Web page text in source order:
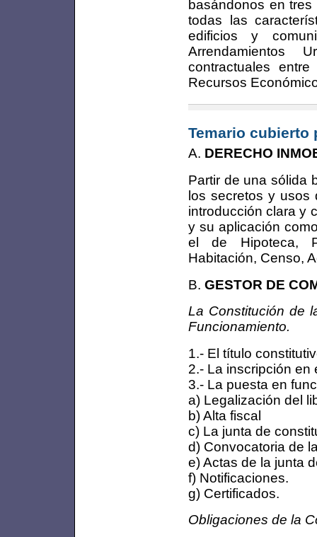
basándonos en
todas las
edificios y
Arrendamientos
contractuales
Recursos
Temario cubierto
A. DERECHO
Partir de una sólida
los secretos y usos
introducción clara y
y su aplicación
el de Hipoteca,
Habitación, Censo,
B. GESTOR DE
La Constitución de
Funcionamiento.
1.- El título
2.- La inscripción en
3.- La puesta en
a) Legalización del
b) Alta fiscal
c) La junta de
d) Convocatoria de
e) Actas de la junta
f) Notificaciones.
g) Certificados.
Obligaciones de la